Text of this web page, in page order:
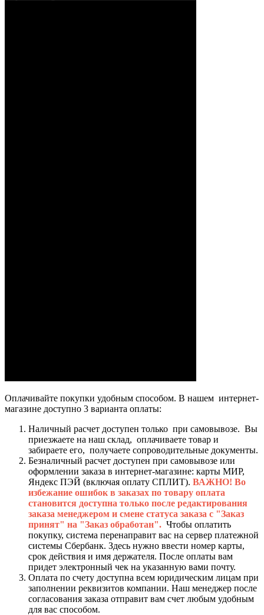
Оплачивайте покупки удобным способом. В нашем интернет-
магазине доступно 3 варианта оплаты:
Наличный расчет доступен только при самовывозе. Вы
приезжаете на наш склад, оплачиваете товар и
забираете его, получаете сопроводительные документы.
Безналичный расчет доступен при самовывозе или
оформлении заказа в интернет-магазине: карты МИР,
Яндекс ПЭЙ (включая оплату СПЛИТ). ВАЖНО! Во
избежание ошибок в заказах по товару оплата
становится доступна только после редактирования
заказа менеджером и смене статуса заказа с "Заказ
принят" на "Заказ обработан". Чтобы оплатить
покупку, система перенаправит вас на сервер платежной
системы Сбербанк. Здесь нужно ввести номер карты,
срок действия и имя держателя. После оплаты вам
придет электронный чек на указанную вами почту.
Оплата по счету доступна всем юридическим лицам при
заполнении реквизитов компании. Наш менеджер после
согласования заказа отправит вам счет любым удобным
для вас способом.